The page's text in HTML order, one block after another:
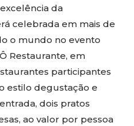
da
celebrada em mais de
o mundo no evento
Restaurante, em
participantes
estilo degustação e
dois pratos
ao valor por pessoa